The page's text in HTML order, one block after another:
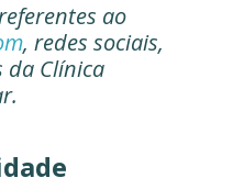
ao
, redes sociais,
da Clínica